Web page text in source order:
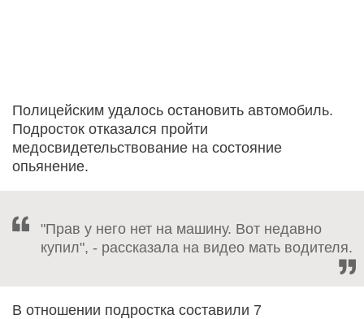
Полицейским удалось остановить автомобиль.
Подросток отказался пройти
медосвидетельствование на состояние
опьянение.
"Прав у него нет на машину. Вот недавно
купил", - рассказала на видео мать водителя.
В отношении подростка составили 7